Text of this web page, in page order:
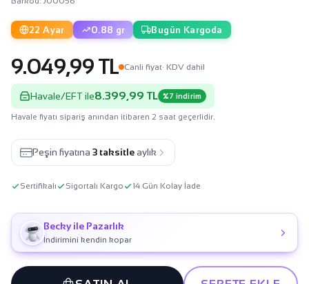
22 Ayar 0.88 gr Bugün Kargoda
9.049,99 TL Canli fiyat· KDV dahil
Havale/EFT ile8.399,99 TL %7 indirim
Havale fiyatı sipariş anından itibaren 2 saat geçerlidir.
Peşin fiyatına 3 taksitle aylık
Sertifikalı Sigortalı Kargo 14 Gün Kolay İade
Becky ile Pazarlık
İndirimini kendin kopar